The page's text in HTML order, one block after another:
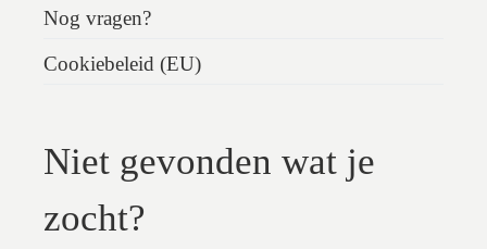
Nog vragen?
Cookiebeleid (EU)
Niet gevonden wat je
zocht?